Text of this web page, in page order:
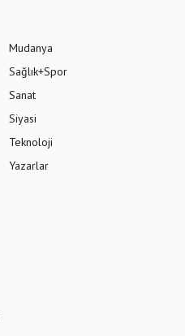
Mudanya
Sağlık+Spor
Sanat
Siyasi
Teknoloji
Yazarlar